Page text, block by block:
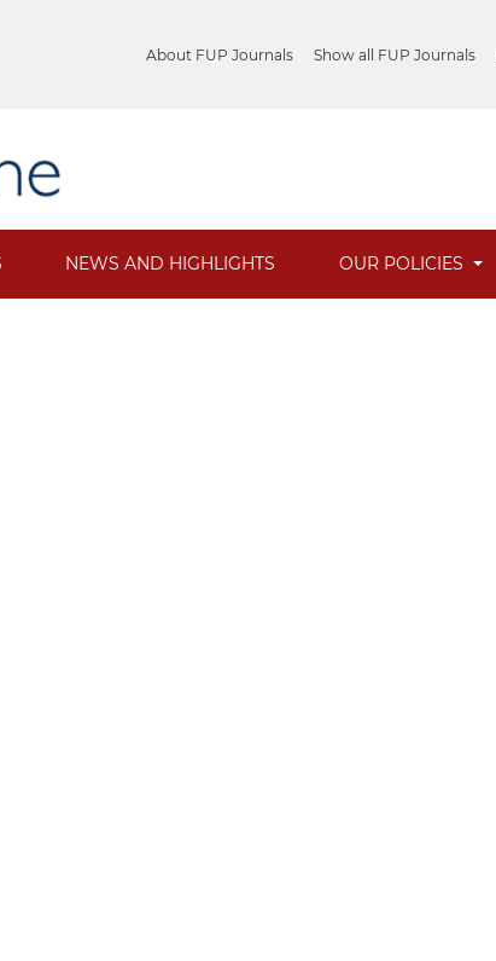
About FUP Journals Show all FUP Journals
NEWS AND HIGHLIGHTS OUR POLICIES